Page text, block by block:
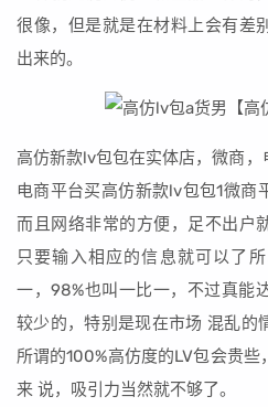
很像，但是就是在材料上会有差
出来的。
高仿新款lv包包在实体店，微商，
电商平台买高仿新款lv包包1微商
而且网络非常的方便，足不出户
只要输入相应的信息就可以了
一，98%也叫一比一，不过真能
较少的，特别是现在市场 混乱的
所谓的100%高仿度的LV包会贵
来 说，吸引力当然就不够了。